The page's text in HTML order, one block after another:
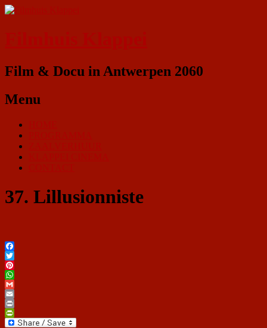
Film & Docu in Antwerpen 2060
Menu
37. Lillusionniste
Facebook
Twitter
Pinterest
WhatsApp
Gmail
Email
Print
PrintFriendly